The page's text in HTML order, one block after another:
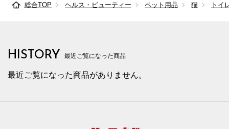
総合TOP ヘルス・ビューティー ペット用品 猫 トイ
HISTORY 最近ご覧になった商品
最近ご覧になった商品がありません。